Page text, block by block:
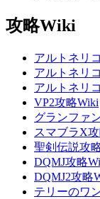
攻略Wiki
アルトネリ
アルトネリ
アルトネリ
VP2攻略Wiki
グランファ
スマブラX
聖剣伝説攻
DQMJ攻略
DQMJ2攻略
テリーのワ